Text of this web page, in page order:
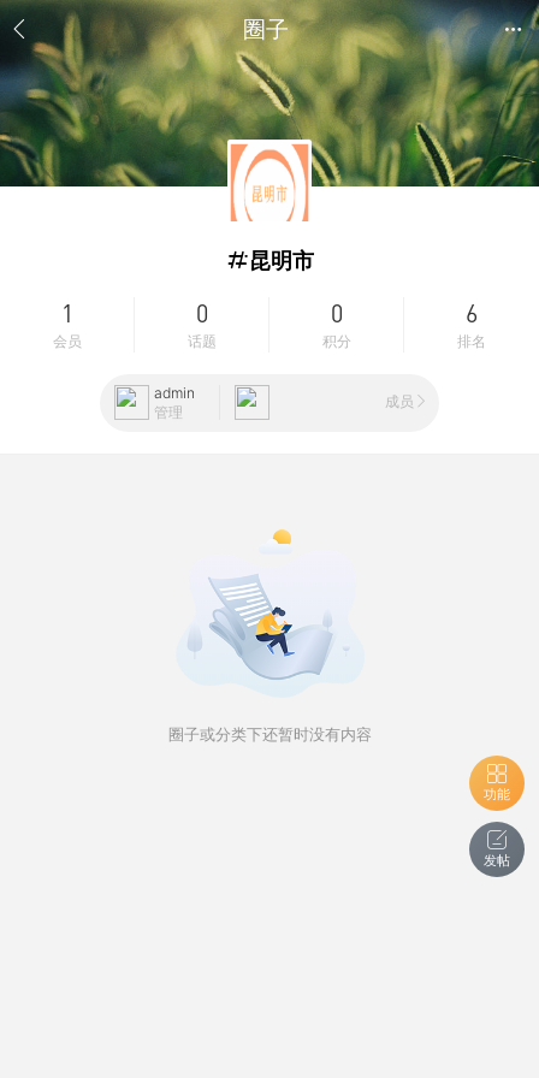
圈子
昆明市
1
会员
0
话题
0
积分
6
排名
admin
管理
成员
圈子或分类下还暂时没有内容
功能
发帖